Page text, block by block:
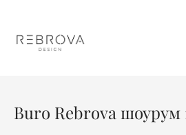
Buro Rebrova шоурум